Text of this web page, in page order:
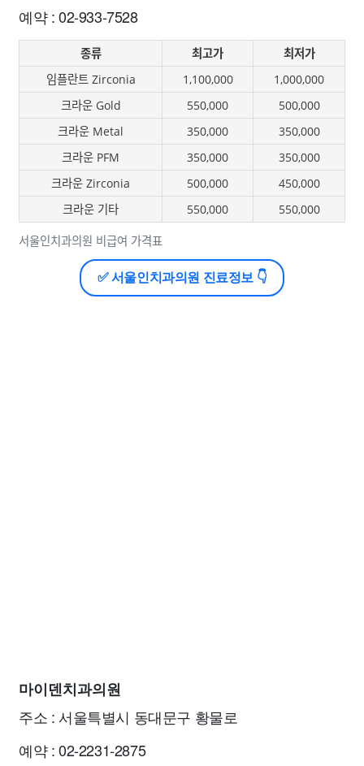
예약 : 02-933-7528
서울인치과의원 비급여 가격표
종류 최고가
최저가
임플란트 Zirconia
1,100,000
1,000,000
크라운 Gold
550,000
500,000
크라운 Metal
350,000
350,000
크라운 PFM
350,000
350,000
크라운 Zirconia
500,000
450,000
크라운 기타
550,000 550,000
✅ 서울인치과의원 진료정보 👇
마이덴치과의원
주소 : 서울특별시 동대문구 황물로
예약 : 02-2231-2875